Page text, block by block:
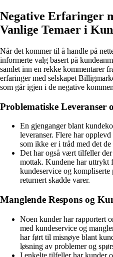
Negative Erfaringer
Vanlige Temaer i
Når det kommer til å handle på
informerte valg basert på
samlet inn en rekke kommentarer
erfaringer med selskapet
som går igjen i de negative
Problematiske Leveranser
En gjenganger blant
leveranser. Flere har
som ikke er i tråd med det de
Det har også vært tilfeller
mottak. Kundene har uttrykt
kundeservice og kompliserte
returnert skadde varer.
Manglende Respons og
Noen kunder har rapportert
med kundeservice og
har ført til misnøye blant
løsning av problemer og
I enkelte tilfeller har kunder